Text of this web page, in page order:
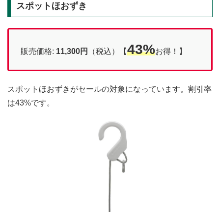
スポットほおずき
販売価格: 11,300円 （税込）【43%お得！】
スポットほおずきがセールの対象になっています。割引率
は43%です。